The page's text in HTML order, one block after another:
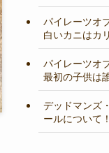
パイレーツオ
白いカニはカ
パイレーツオ
最初の子供は
デッドマンズ
ールについて